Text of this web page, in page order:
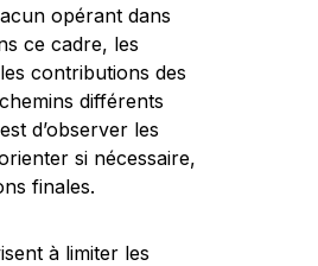
opérant dans
ce cadre, les
contributions des
différents
d’observer les
si nécessaire,
finales.
à limiter les